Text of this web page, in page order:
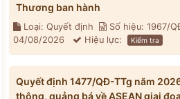
Thương ban hành
Loại: Quyết định Số hiệu: 1967/
04/08/2026
Hiệu lực: Kiểm tra
Quyết định 1477/QĐ-TTg năm
thông, quảng bá về ASEAN giai